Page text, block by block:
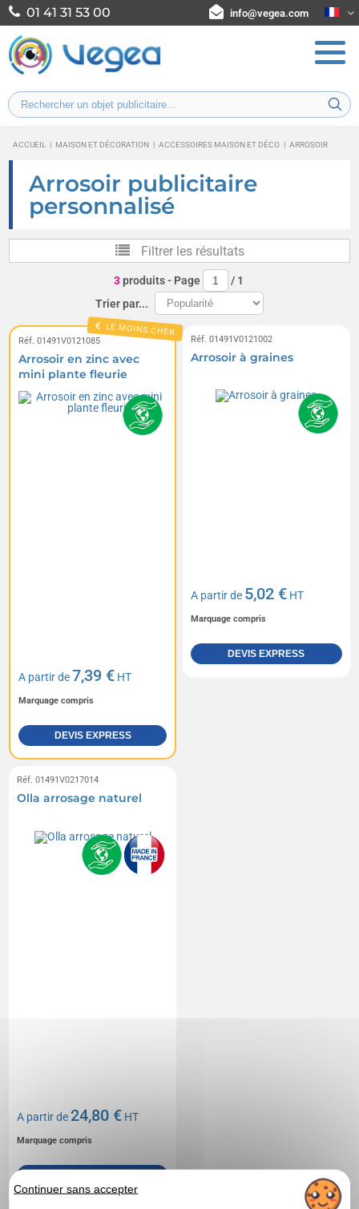
01 41 31 53 00 info@vegea.com
ACCUEIL | MAISON ET DÉCORATION | ACCESSOIRES MAISON ET DÉCO | ARROSOIR
Arrosoir publicitaire
personnalisé
Filtrer les résultats
3produits- Page / 1
Trier par...
LE MOINS CHER
Réf. 01491V0121085
Arrosoir en zinc avec
mini plante fleurie
A partir de 7,39 € HT
Marquage compris
DEVIS EXPRESS
Réf. 01491V0121002
Arrosoir à graines
A partir de 5,02 € HT
Marquage compris
DEVIS EXPRESS
Réf. 01491V0217014
Olla arrosage naturel
A partir de24,80 € HT
Marquage compris
Continuer sans accepter